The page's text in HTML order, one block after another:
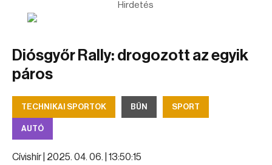
Hirdetés
Diósgyőr Rally: drogozott az egyik
páros
TECHNIKAI SPORTOK BŰN SPORT
AUTÓ
Cívishír | 2025. 04. 06. | 13:50:15